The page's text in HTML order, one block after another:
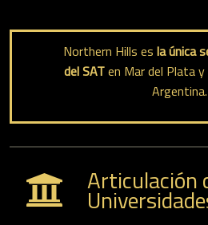
Northern Hills es la única
del SATen Mar del Plata
Argentina.
Articulación